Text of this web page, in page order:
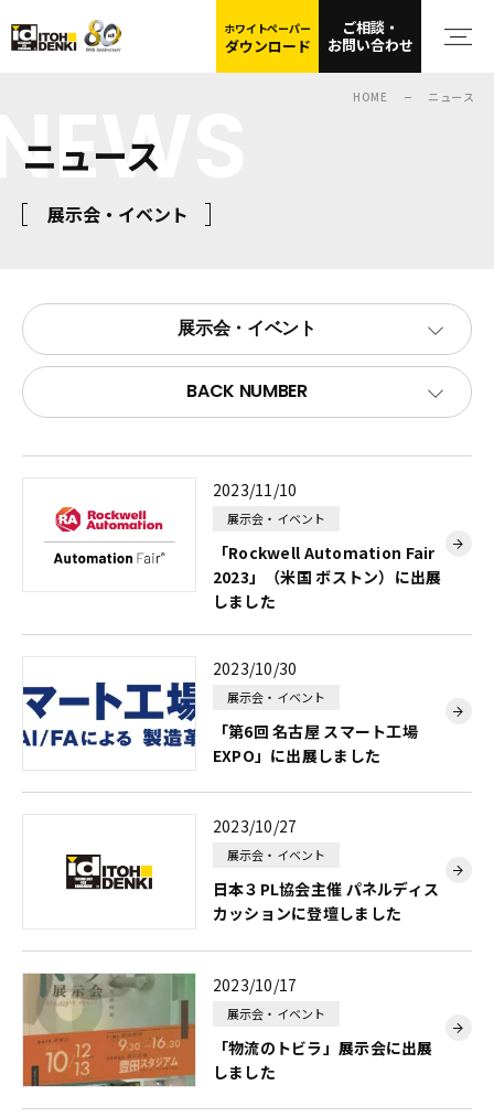
ホワイトペーパー
ダウンロード
ご相談・
お問い合わせ
HOME ニュース
ニュース
展示会・イベント
展示会・イベント
BACK NUMBER
2023/11/10
展示会・イベント
「Rockwell Automation Fair
2023」（米国 ボストン）に出展
しました
2023/10/30
展示会・イベント
「第6回 名古屋 スマート工場
EXPO」に出展しました
2023/10/27
展示会・イベント
日本３PL協会主催 パネルディス
カッションに登壇しました
2023/10/17
展示会・イベント
「物流のトビラ」展示会に出展
しました